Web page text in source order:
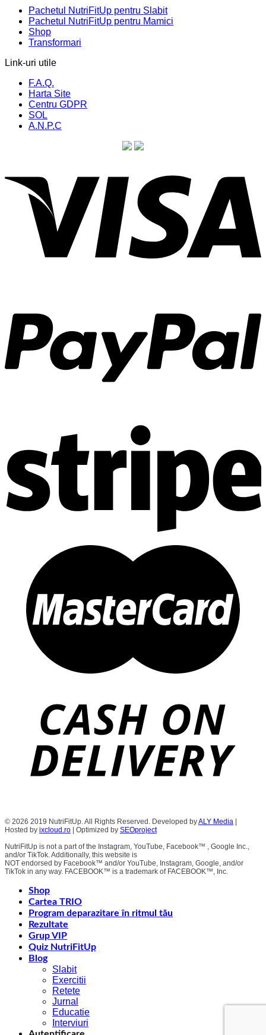
Pachetul NutriFitUp pentru Slabit
Pachetul NutriFitUp pentru Mamici
Shop
Transformari
Link-uri utile
F.A.Q.
Harta Site
Centru GDPR
SOL
A.N.P.C
© 2026 2019 NutriFitUp. All Rights Reserved. Developed byALY Media
Hosted by ixcloud.ro | Optimized by SEOproject
NutriFitUp is not a part of the Instagram, YouTube, Facebook™ , Google Inc.,
and/or TikTok. Additionally, this website is
NOT endorsed by Facebook™ and/or YouTube, Instagram, Google, and/or
TikTok in any way. FACEBOOK™ is a trademark of FACEBOOK™, Inc.
Shop
Cartea TRIO
Program deparazitare în ritmul tău
Rezultate
Grup VIP
Quiz NutriFitUp
Blog
Slabit
Exercitii
Retete
Jurnal
Educatie
Interviuri